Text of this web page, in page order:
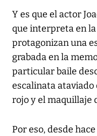
Y es que el actor
que interpreta en
protagonizan una
grabada en la
particular baile
escalinata ataviado
rojo y el maquillaje
Por eso, desde